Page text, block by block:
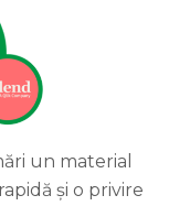
un material
și o privire